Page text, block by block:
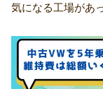
気になる工場があ